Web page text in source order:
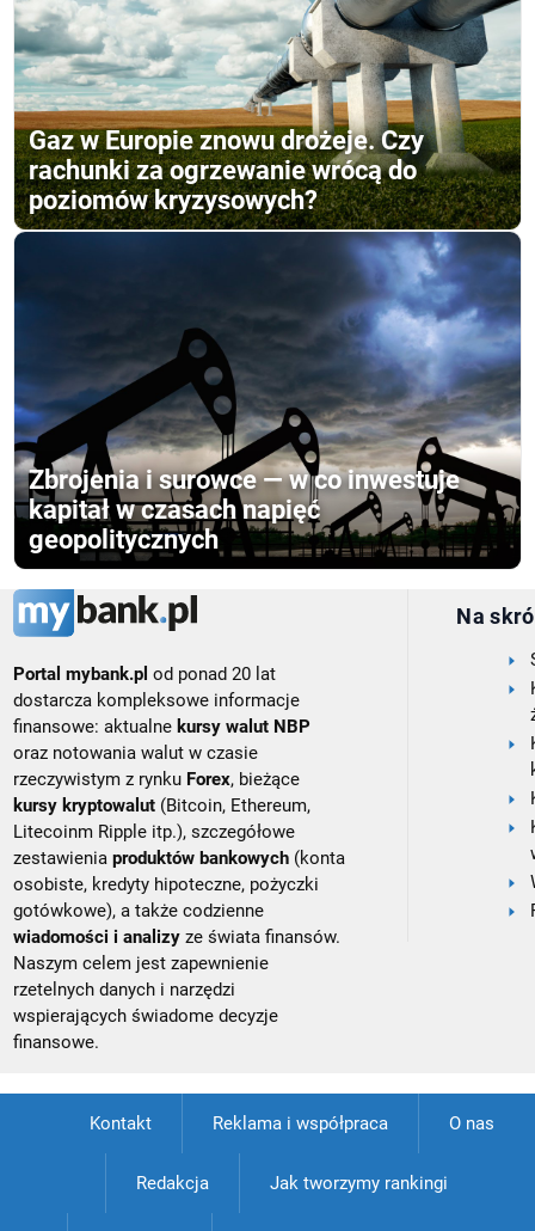
Gaz w Europie znowu drożeje. Czy
rachunki za ogrzewanie wrócą do
poziomów kryzysowych?
Zbrojenia i surowce — w co inwestuje
kapitał w czasach napięć
geopolitycznych
Portal mybank.pl od ponad 20 lat
dostarcza kompleksowe informacje
finansowe: aktualne kursy walut NBP
oraz notowania walut w czasie
rzeczywistym z rynku Forex, bieżące
kursy kryptowalut (Bitcoin, Ethereum,
Litecoinm Ripple itp.), szczegółowe
zestawieniaproduktów bankowych (konta
osobiste, kredyty hipoteczne, pożyczki
gotówkowe), a także codzienne
wiadomości i analizy ze świata finansów.
Naszym celem jest zapewnienie
rzetelnych danych i narzędzi
wspierających świadome decyzje
finansowe.
Na
Kontakt Reklama i współpraca O nas
Redakcja Jak tworzymy rankingi